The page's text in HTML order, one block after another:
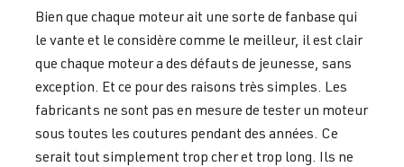
Bien que chaque moteur ait une sorte de fanbase qui
le vante et le considère comme le meilleur, il est clair
que chaque moteur a des défauts de jeunesse, sans
exception. Et ce pour des raisons très simples. Les
fabricants ne sont pas en mesure de tester un moteur
sous toutes les coutures pendant des années. Ce
serait tout simplement trop cher et trop long. Ils ne